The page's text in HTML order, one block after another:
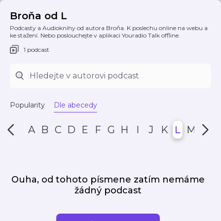
Broňa od L
Podcasty a Audioknihy od autora Broňa. K poslechu online na webu a
ke stažení. Nebo poslouchejte v aplikaci Youradio Talk offline.
1 podcast
Popularity Dle abecedy
A B C D E F G H I J K L M N
Ouha, od tohoto písmene zatím nemáme
žádný podcast